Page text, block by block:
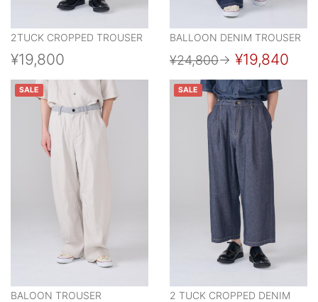
2TUCK CROPPED TROUSER
¥19,800
BALLOON DENIM TROUSER
¥24,800→ ¥19,840
SALE
BALOON TROUSER
SALE
2 TUCK CROPPED DENIM